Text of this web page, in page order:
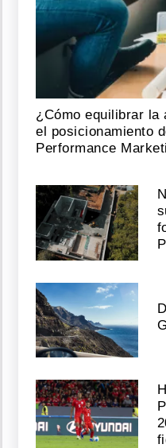
¿Cómo equilibrar la
el posicionamiento
Performance